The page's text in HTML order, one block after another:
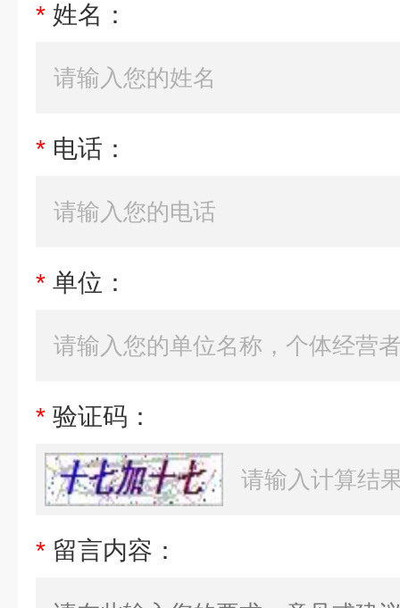
* 姓名：
* 电话：
* 单位：
* 验证码：
* 留言内容：